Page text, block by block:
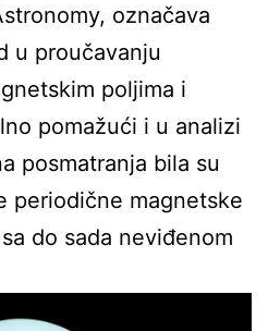
označava
u proučavanju
poljima i
pomažući i u analizi
posmatranja bila su
periodične magnetske
do sada neviđenom